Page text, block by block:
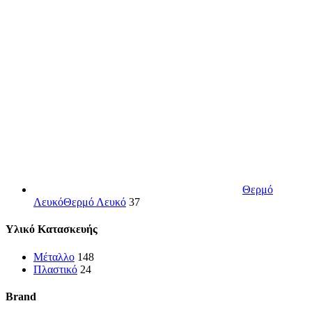
Θερμό
ΛευκόΘερμό Λευκό 37
Υλικό Κατασκευής
Μέταλλο 148
Πλαστικό 24
Brand